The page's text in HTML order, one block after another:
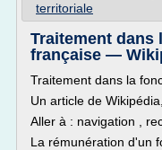
territoriale
Traitement
française —
Traitement dans la
Un article de
Aller à : navigation ,
La rémunération d'un